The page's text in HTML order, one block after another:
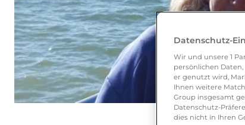
Datenschutz-
Wir und unsere 1
persönlichen
er genutzt wird,
Ihnen weitere
Group insgesamt
Datenschutz-
dies nicht in Ihren